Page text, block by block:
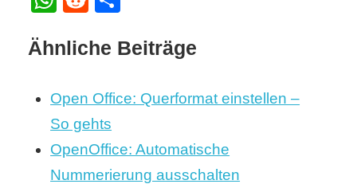
Ähnliche Beiträge
Open Office: Querformat einstellen –
So gehts
OpenOffice: Automatische
Nummerierung ausschalten